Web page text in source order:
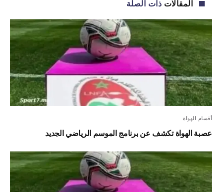
المقالات ذات الصلة
أقسام الهواة
عصبة الهواة تكشف عن برنامج الموسم الرياضي الجديد